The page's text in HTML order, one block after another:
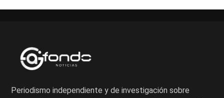
Periodismo independiente y de investigación sobre